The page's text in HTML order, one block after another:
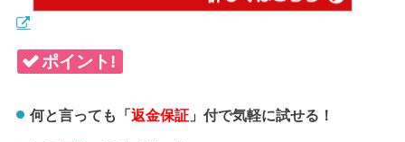
ポイント!
何と言っても「返金保証」付で気軽に試せる！